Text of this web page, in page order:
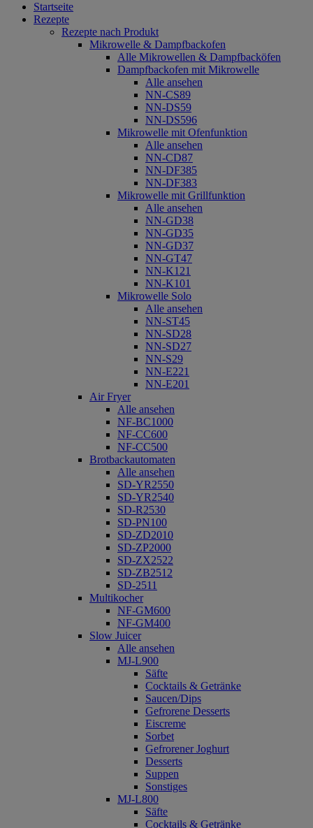
Startseite
Rezepte
Rezepte nach Produkt
Mikrowelle & Dampfbackofen
Alle Mikrowellen & Dampfbacköfen
Dampfbackofen mit Mikrowelle
Alle ansehen
NN-CS89
NN-DS59
NN-DS596
Mikrowelle mit Ofenfunktion
Alle ansehen
NN-CD87
NN-DF385
NN-DF383
Mikrowelle mit Grillfunktion
Alle ansehen
NN-GD38
NN-GD35
NN-GD37
NN-GT47
NN-K121
NN-K101
Mikrowelle Solo
Alle ansehen
NN-ST45
NN-SD28
NN-SD27
NN-S29
NN-E221
NN-E201
Air Fryer
Alle ansehen
NF-BC1000
NF-CC600
NF-CC500
Brotbackautomaten
Alle ansehen
SD-YR2550
SD-YR2540
SD-R2530
SD-PN100
SD-ZD2010
SD-ZP2000
SD-ZX2522
SD-ZB2512
SD-2511
Multikocher
NF-GM600
NF-GM400
Slow Juicer
Alle ansehen
MJ-L900
Säfte
Cocktails & Getränke
Saucen/Dips
Gefrorene Desserts
Eiscreme
Sorbet
Gefrorener Joghurt
Desserts
Suppen
Sonstiges
MJ-L800
Säfte
Cocktails & Getränke